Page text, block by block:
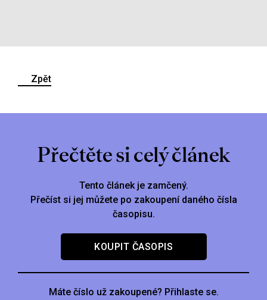
Zpět
Přečtěte si celý článek
Tento článek je zamčený.
Přečíst si jej můžete po zakoupení daného čísla
časopisu.
KOUPIT ČASOPIS
Máte číslo už zakoupené? Přihlaste se.